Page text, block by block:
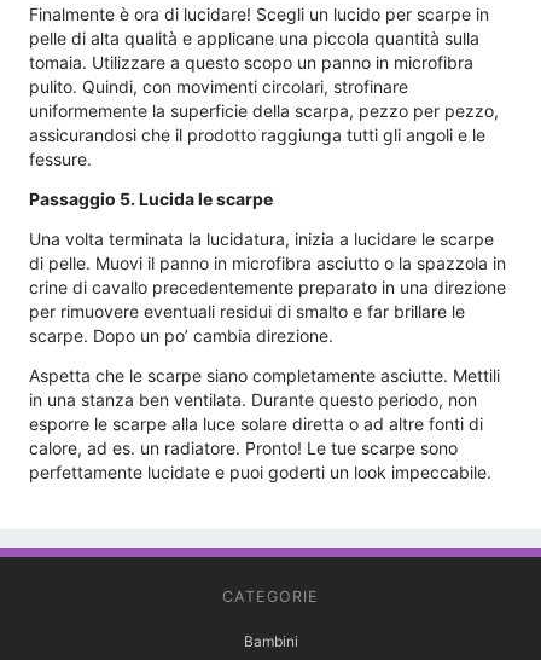
Finalmente è ora di lucidare! Scegli un lucido per scarpe in
pelle di alta qualità e applicane una piccola quantità sulla
tomaia. Utilizzare a questo scopo un panno in microfibra
pulito. Quindi, con movimenti circolari, strofinare
uniformemente la superficie della scarpa, pezzo per pezzo,
assicurandosi che il prodotto raggiunga tutti gli angoli e le
fessure.
Passaggio 5. Lucida le scarpe
Una volta terminata la lucidatura, inizia a lucidare le scarpe
di pelle. Muovi il panno in microfibra asciutto o la spazzola in
crine di cavallo precedentemente preparato in una direzione
per rimuovere eventuali residui di smalto e far brillare le
scarpe. Dopo un po’ cambia direzione.
Aspetta che le scarpe siano completamente asciutte. Mettili
in una stanza ben ventilata. Durante questo periodo, non
esporre le scarpe alla luce solare diretta o ad altre fonti di
calore, ad es. un radiatore. Pronto! Le tue scarpe sono
perfettamente lucidate e puoi goderti un look impeccabile.
CATEGORIE
Bambini